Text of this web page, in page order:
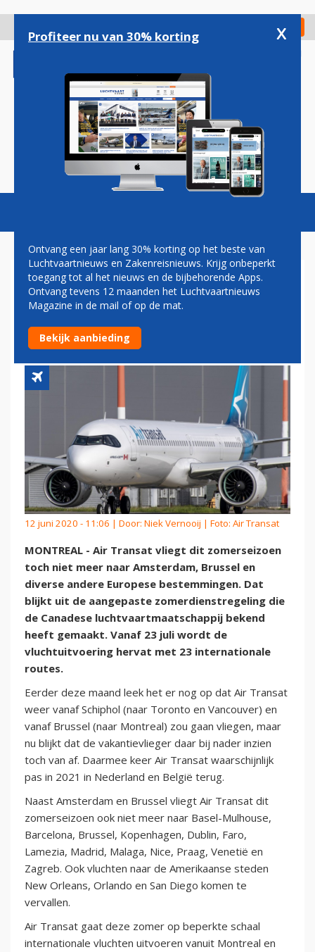
gaan
Check in
Magazine Podcasts Vacatures
AIR TRANSAT DEZE ZOMER
NIET MEER NAAR
AMSTERDAM EN BRUSSEL
12 juni 2020 - 11:06 | Door: Niek Vernooij | Foto: Air Transat
MONTREAL - Air Transat vliegt dit zomerseizoen
toch niet meer naar Amsterdam, Brussel en
diverse andere Europese bestemmingen. Dat
blijkt uit de aangepaste zomerdienstregeling die
de Canadese luchtvaartmaatschappij bekend
heeft gemaakt. Vanaf 23 juli wordt de
vluchtuitvoering hervat met 23 internationale
routes.
Eerder deze maand leek het er nog op dat Air Transat
weer vanaf Schiphol (naar Toronto en Vancouver) en
vanaf Brussel (naar Montreal) zou gaan vliegen, maar
nu blijkt dat de vakantievlieger daar bij nader inzien
toch van af. Daarmee keer Air Transat waarschijnlijk
pas in 2021 in Nederland en België terug.
Naast Amsterdam en Brussel vliegt Air Transat dit
zomerseizoen ook niet meer naar Basel-Mulhouse,
Barcelona, Brussel, Kopenhagen, Dublin, Faro,
Lamezia, Madrid, Malaga, Nice, Praag, Venetië en
Zagreb. Ook vluchten naar de Amerikaanse steden
New Orleans, Orlando en San Diego komen te
vervallen.
Air Transat gaat deze zomer op beperkte schaal
internationale vluchten uitvoeren vanuit Montreal en
Profiteer nu van 30% korting x
Ontvang een jaar lang 30% korting op het beste van
Luchtvaartnieuws en Zakenreisnieuws. Krijg onbeperkt
toegang tot al het nieuws en de bijbehorende Apps.
Ontvang tevens 12 maanden het Luchtvaartnieuws
Magazine in de mail of op de mat.
Bekijk aanbieding